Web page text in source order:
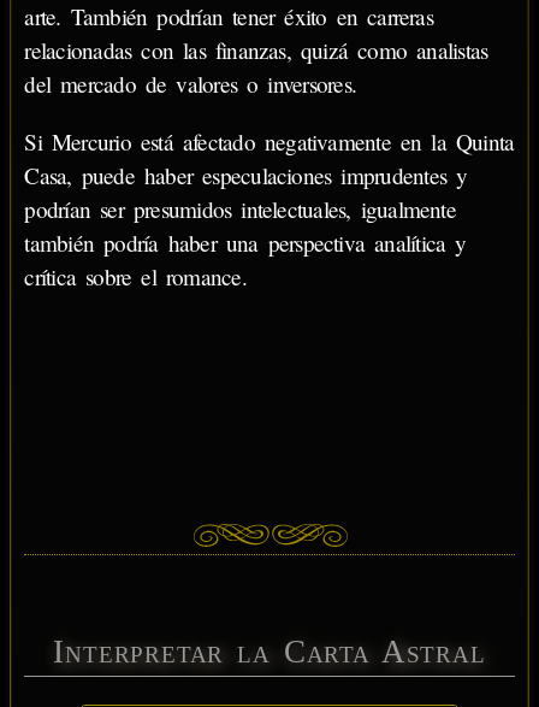
arte. También podrían tener éxito en carreras
relacionadas con las finanzas, quizá como analistas
del mercado de valores o inversores.
Si Mercurio está afectado negativamente en la Quinta
Casa, puede haber especulaciones imprudentes y
podrían ser presumidos intelectuales, igualmente
también podría haber una perspectiva analítica y
crítica sobre el romance.
Interpretar la Carta Astral